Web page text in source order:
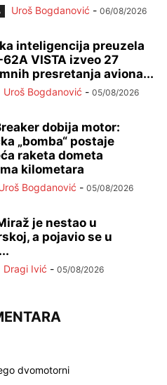
Uroš Bogdanović - 06/08/2026
inteligencija preuzela
62A VISTA izveo 27
presretanja aviona...
Uroš Bogdanović - 05/08/2026
dobija motor:
„bomba“ postaje
raketa dometa
kilometara
Bogdanović - 05/08/2026
je nestao u
a pojavio se u
Dragi Ivić - 05/08/2026
dvomotorni